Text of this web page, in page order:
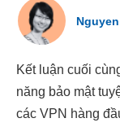
Kết luận cuối
năng bảo mật
các VPN hàng